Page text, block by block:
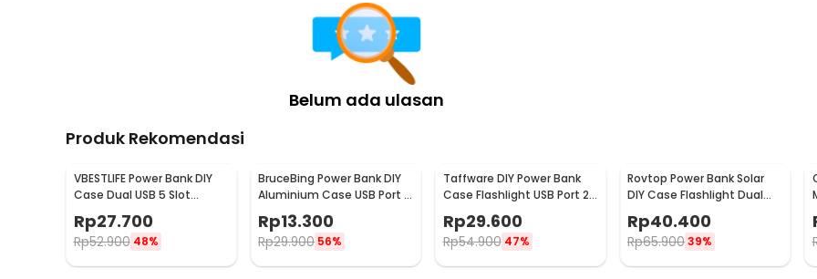
Belum ada ulasan
Produk Rekomendasi
VBESTLIFE Power Bank DIY
Case Dual USB 5 Slot
YDJ-009HX
Rp27.700
Rp52.900 48%
BruceBing Power Bank DIY
Aluminium Case USB Port 1
PCS 18650 Flat Top - M3
Rp13.300
Rp29.900 56%
Taffware DIY Power Bank
Case Flashlight USB Port 2
PCS 18650 Flat Top - M06
Rp29.600
Rp54.900 47%
Rovtop Power Bank Solar
DIY Case Flashlight Dual
Rp40.400
Rp65.90039%